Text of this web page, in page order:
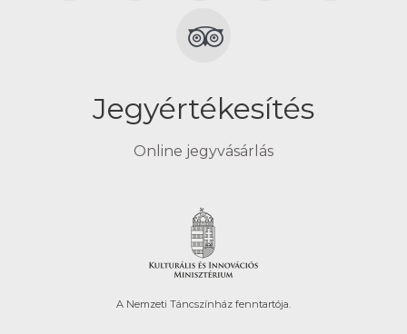
Jegyértékesítés
Online jegyvásárlás
A Nemzeti Táncszínház fenntartója.